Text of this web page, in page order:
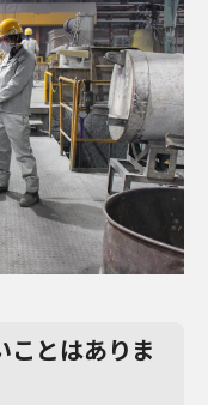
ことはありま